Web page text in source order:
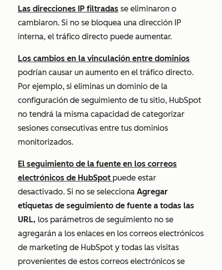
Las direcciones IP filtradas se eliminaron o
cambiaron. Si no se bloquea una dirección IP
interna, el tráfico directo puede aumentar.
Los cambios en la vinculación entre dominios
podrían causar un aumento en el tráfico directo.
Por ejemplo, si eliminas un dominio de la
configuración de seguimiento de tu sitio, HubSpot
no tendrá la misma capacidad de categorizar
sesiones consecutivas entre tus dominios
monitorizados.
El seguimiento de la fuente en los correos
electrónicos de HubSpot puede estar
desactivado. Si no se selecciona Agregar
etiquetas de seguimiento de fuente a todas las
URL, los parámetros de seguimiento no se
agregarán a los enlaces en los correos electrónicos
de marketing de HubSpot y todas las visitas
provenientes de estos correos electrónicos se